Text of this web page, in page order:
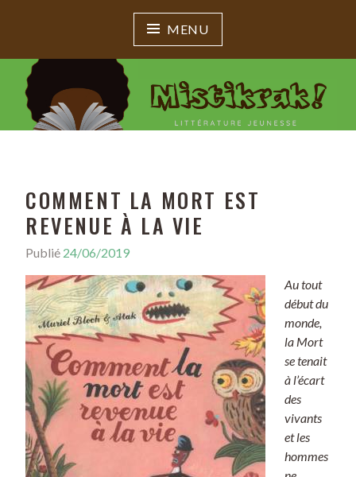
MENU
MISTIKRAK !
Littérature jeunesse
COMMENT LA MORT EST
REVENUE À LA VIE
Publié 24/06/2019
Au tout
début du
monde,
la Mort
se tenait
à l’écart
des
vivants
et les
hommes